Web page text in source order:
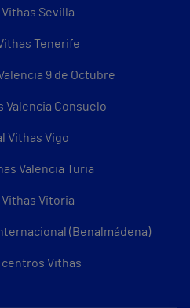
Sevilla
Tenerife
9 de Octubre
Valencia Consuelo
Vithas Vigo
Valencia Turia
Vitoria
(Benalmádena)
centros Vithas